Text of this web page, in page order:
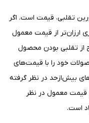
تقلبی، قیمت است. اگر
از قیمت معمول
از تقلبی بودن محصول
خود را با قیمت‌های
بیش‌ازحد در نظر گرفته
قیمت معمول در نظر
است.